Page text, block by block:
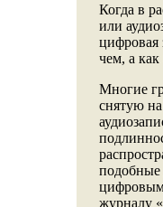
Когда в
или
цифровая
чем, а как
Многие
снятую
подобные
цифровым
журналу